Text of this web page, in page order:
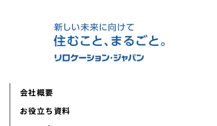
会社概要
お役立ち資料